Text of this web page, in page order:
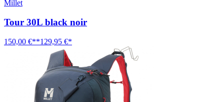
Millet
Tour 30L black noir
150,00 €**129,95 €*